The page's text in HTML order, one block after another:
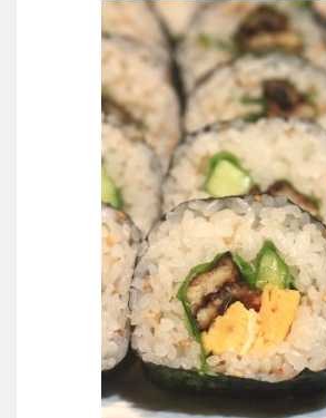
日: